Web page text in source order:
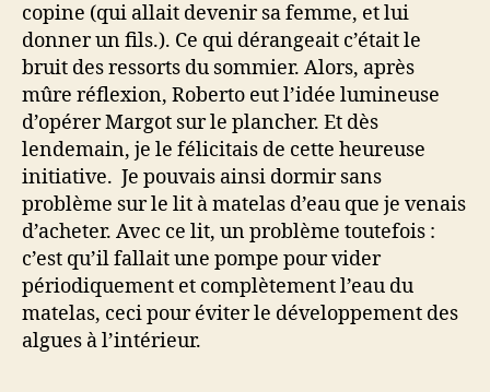
copine (qui allait devenir sa femme, et lui
donner un fils.). Ce qui dérangeait c’était le
bruit des ressorts du sommier. Alors, après
mûre réflexion, Roberto eut l’idée lumineuse
d’opérer Margot sur le plancher. Et dès
lendemain, je le félicitais de cette heureuse
initiative. Je pouvais ainsi dormir sans
problème sur le lit à matelas d’eau que je venais
d’acheter. Avec ce lit, un problème toutefois :
c’est qu’il fallait une pompe pour vider
périodiquement et complètement l’eau du
matelas, ceci pour éviter le développement des
algues à l’intérieur.